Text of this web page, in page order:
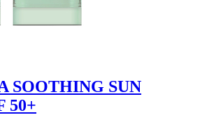
SOOTHING SUN
50+